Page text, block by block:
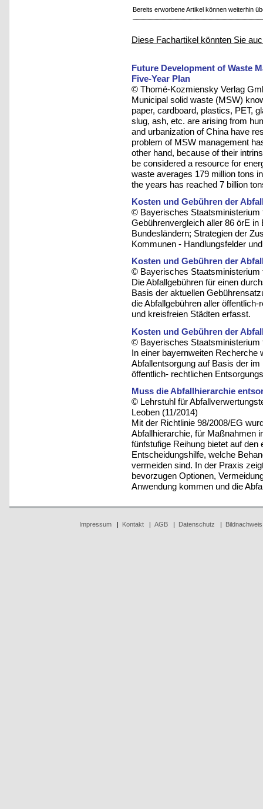
Bereits erworbene Artikel können weiterhin
Diese Fachartikel könnten Sie
Future Development of Waste
Five-Year Plan
© Thomé-Kozmiensky Verlag
Municipal solid waste (MSW)
paper, cardboard, plastics, PET,
slug, ash, etc. are arising from
and urbanization of China have
problem of MSW management
other hand, because of their
be considered a resource for
waste averages 179 million tons
the years has reached 7 billion
Kosten und Gebühren der
© Bayerisches Staatsministerium
Gebührenvergleich aller 86 örE in
Bundesländern; Strategien der
Kommunen - Handlungsfelder
Kosten und Gebühren der
© Bayerisches Staatsministerium
Die Abfallgebühren für einen
Basis der aktuellen
die Abfallgebühren aller
und kreisfreien Städten erfasst.
Kosten und Gebühren der
© Bayerisches Staatsministerium
In einer bayernweiten Recherche
Abfallentsorgung auf Basis der
öffentlich- rechtlichen
Muss die Abfallhierarchie
© Lehrstuhl für
Leoben (11/2014)
Mit der Richtlinie 98/2008/EG
Abfallhierarchie, für Maßnahmen
fünfstufige Reihung bietet auf
Entscheidungshilfe, welche
vermeiden sind. In der Praxis
bevorzugen Optionen,
Anwendung kommen und die
Impressum| Kontakt| AGB| Datenschutz | Bildnachweis